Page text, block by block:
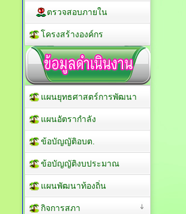
ตรวจสอบภายใน
โครงสร้างองค์กร
แผนยุทธศาสตร์การพัฒนา
แผนอัตรากำลัง
ข้อบัญญัติอบต.
ข้อบัญญัติงบประมาณ
แผนพัฒนาท้องถิ่น
กิจการสภา